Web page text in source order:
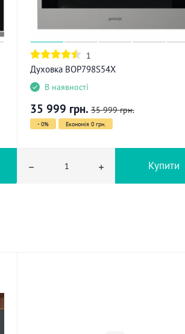
1
Духовка BOP798S54X
В наявності
35 999 грн. 35 999 грн.
- 0% Економія 0 грн.
Купити